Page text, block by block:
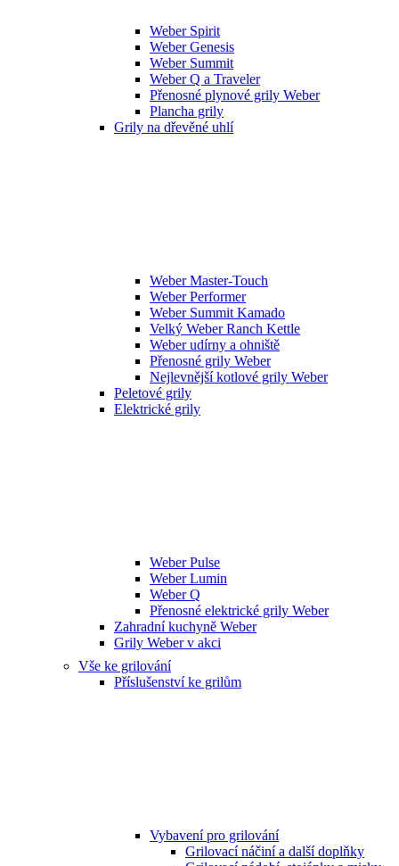
Weber Spirit
Weber Genesis
Weber Summit
Weber Q a Traveler
Přenosné plynové grily Weber
Plancha grily
Grily na dřevěné uhlí
Weber Master-Touch
Weber Performer
Weber Summit Kamado
Velký Weber Ranch Kettle
Weber udírny a ohniště
Přenosné grily Weber
Nejlevnější kotlové grily Weber
Peletové grily
Elektrické grily
Weber Pulse
Weber Lumin
Weber Q
Přenosné elektrické grily Weber
Zahradní kuchyně Weber
Grily Weber v akci
Vše ke grilování
Příslušenství ke grilům
Vybavení pro grilování
Grilovací náčiní a další doplňky